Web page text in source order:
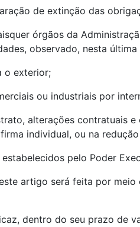
de extinção das
órgãos da
observado, nesta
o exterior;
ou industriais por
alterações contratuais
individual, ou na
pelo Poder
artigo será feita por
dentro do seu prazo de